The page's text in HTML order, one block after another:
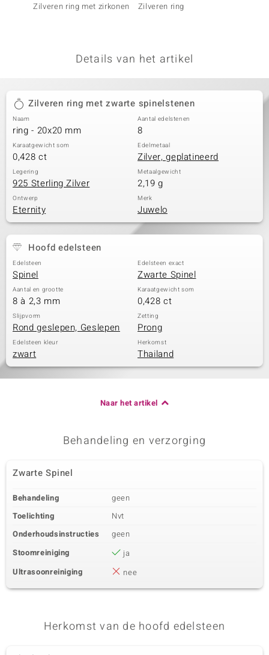
Zilveren ring met zirkonen Zilveren ring
Details van het artikel
Zilveren ring met zwarte spinelstenen
Naam
ring - 20x20 mm
Aantal edelstenen
8
Karaatgewicht som
0,428 ct
Edelmetaal
Zilver, geplatineerd
Legering
925 Sterling Zilver
Metaalgewicht
2,19 g
Ontwerp
Eternity
Merk
Juwelo
Hoofd edelsteen
Edelsteen
Spinel
Edelsteen exact
Zwarte Spinel
Aantal en grootte
8 à 2,3 mm
Karaatgewicht som
0,428 ct
Slijpvorm
Rond geslepen, Geslepen
Zetting
Prong
Edelsteen kleur
zwart
Herkomst
Thailand
Naar het artikel
Behandeling en verzorging
Zwarte Spinel
Behandeling
geen
Toelichting
Nvt
Onderhoudsinstructies
geen
Stoomreiniging
ja
Ultrasoonreiniging
nee
Herkomst van de hoofd edelsteen